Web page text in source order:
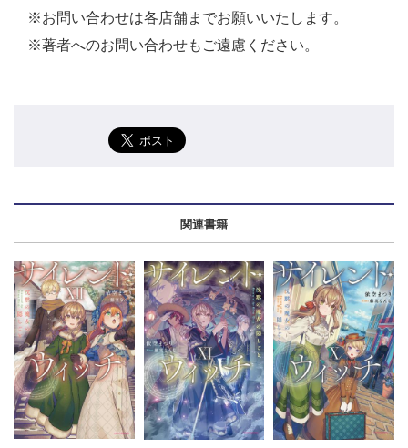
※お問い合わせは各店舗までお願いいたします。
※著者へのお問い合わせもご遠慮ください。
関連書籍